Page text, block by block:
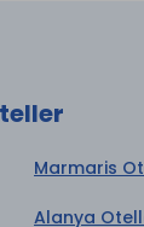
Marmaris
Alanya